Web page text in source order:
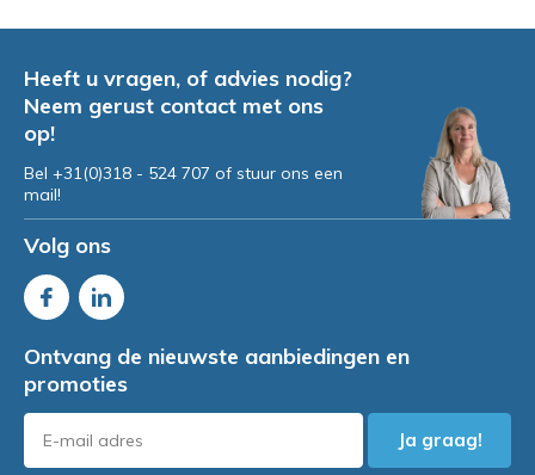
Heeft u vragen, of advies nodig?
Neem gerust contact met ons
op!
Bel +31(0)318 - 524 707 of stuur ons een
mail!
Volg ons
Ontvang de nieuwste aanbiedingen en
promoties
Ja graag!